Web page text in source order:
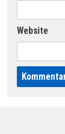
Website